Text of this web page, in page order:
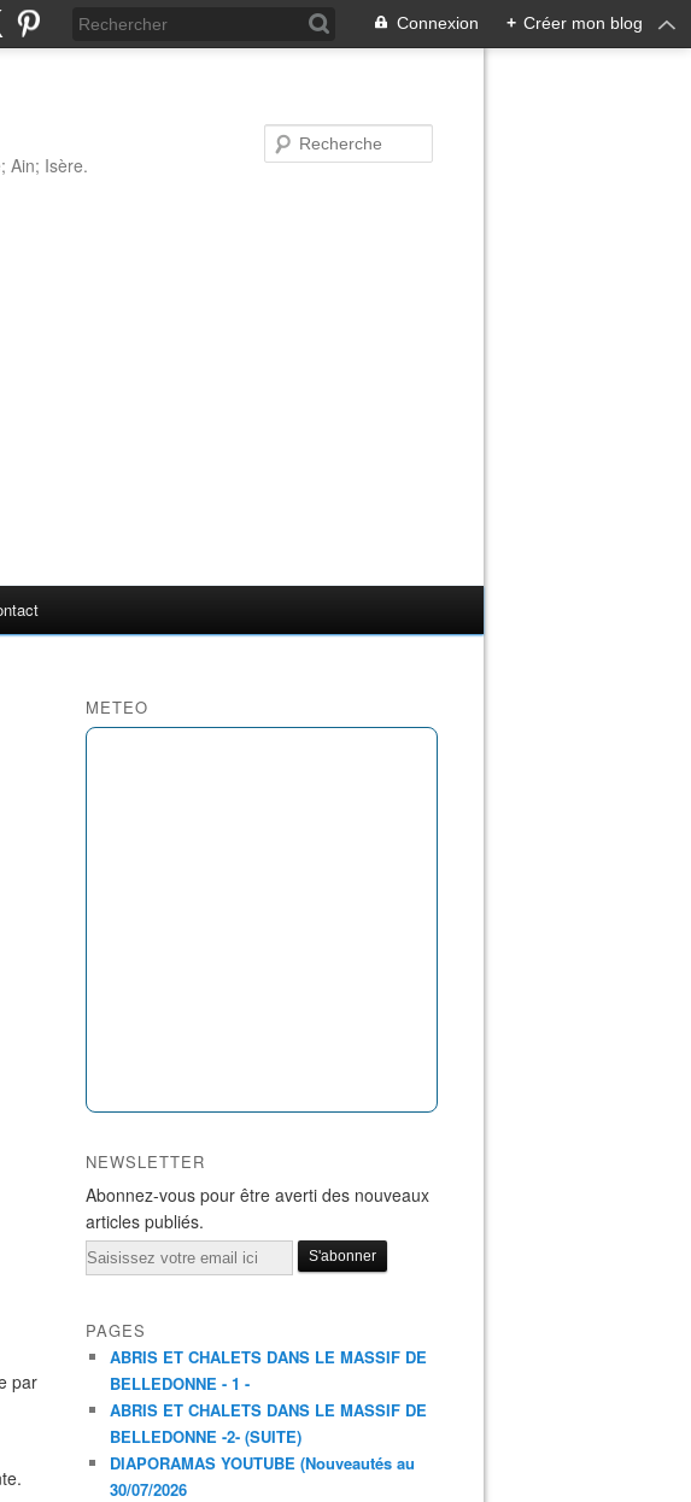
Connexion + Créer mon blog
Ain; Isère.
par
METEO
NEWSLETTER
Abonnez-vous pour être averti des nouveaux
articles publiés.
Email
PAGES
ABRIS ET CHALETS DANS LE MASSIF DE
BELLEDONNE - 1 -
ABRIS ET CHALETS DANS LE MASSIF DE
BELLEDONNE -2- (SUITE)
DIAPORAMAS YOUTUBE (Nouveautés au
30/07/2026